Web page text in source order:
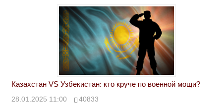
Казахстан VS Узбекистан: кто круче по военной мощи?
28.01.2025 11:00 40833